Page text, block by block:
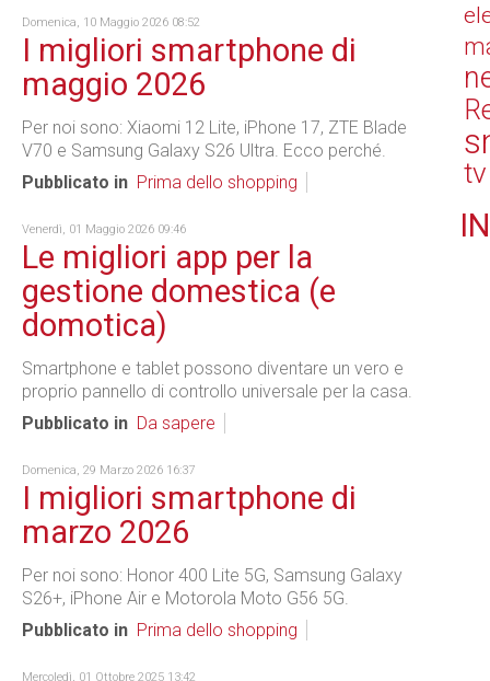
Domenica, 10 Maggio 2026 08:52
I migliori smartphone di
maggio 2026
Per noi sono: Xiaomi 12 Lite, iPhone 17, ZTE Blade
V70 e Samsung Galaxy S26 Ultra. Ecco perché.
Pubblicato in Prima dello shopping
Venerdì, 01 Maggio 2026 09:46
Le migliori app per la
gestione domestica (e
domotica)
Smartphone e tablet possono diventare un vero e
proprio pannello di controllo universale per la casa.
Pubblicato in Da sapere
Domenica, 29 Marzo 2026 16:37
I migliori smartphone di
marzo 2026
Per noi sono: Honor 400 Lite 5G, Samsung Galaxy
S26+, iPhone Air e Motorola Moto G56 5G.
Pubblicato in Prima dello shopping
Mercoledì, 01 Ottobre 2025 13:42
tv
IN